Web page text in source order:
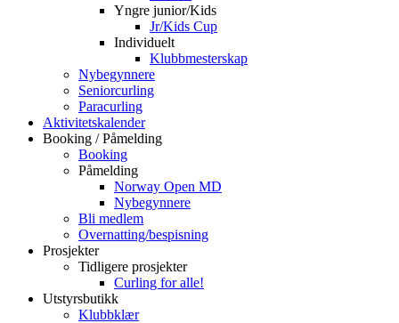
Yngre junior/Kids
Jr/Kids Cup
Individuelt
Klubbmesterskap
Nybegynnere
Seniorcurling
Paracurling
Aktivitetskalender
Booking / Påmelding
Booking
Påmelding
Norway Open MD
Nybegynnere
Bli medlem
Overnatting/bespisning
Prosjekter
Tidligere prosjekter
Curling for alle!
Utstyrsbutikk
Klubbklær